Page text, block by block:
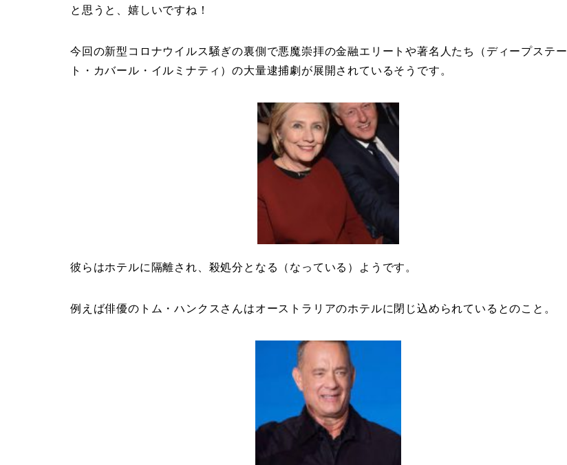
と思うと、嬉しいですね！
今回の新型コロナウイルス騒ぎの裏側で悪魔崇拝の金融エリートや著名人たち（ディープステー
ト・カバール・イルミナティ）の大量逮捕劇が展開されているそうです。
彼らはホテルに隔離され、殺処分となる（なっている）ようです。
例えば俳優のトム・ハンクスさんはオーストラリアのホテルに閉じ込められているとのこと。